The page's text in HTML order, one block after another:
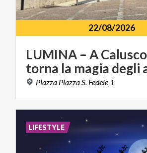
22/08/2026
LUMINA – ACalusco
torna la magia degli
Piazza Piazza S. Fedele 1
LIFESTYLE